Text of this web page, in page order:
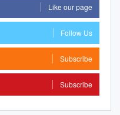
Like our page
Follow Us
Subscribe
Subscribe